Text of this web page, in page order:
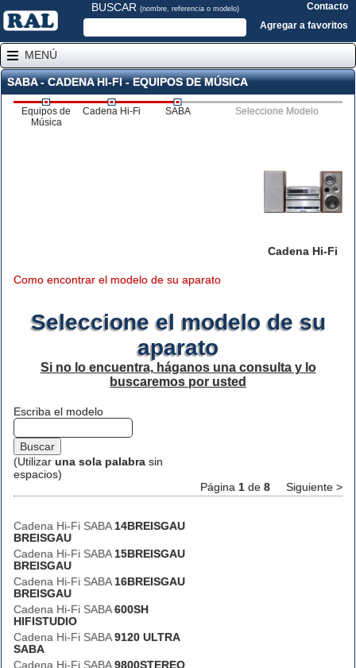
BUSCAR (nombre, referencia o modelo)
Contacto
Agregar a favoritos
MENÚ
SABA - CADENA HI-FI - EQUIPOS DE MÚSICA
Equipos de
Música
Cadena Hi-Fi SABA Seleccione Modelo
Cadena Hi-Fi
Como encontrar el modelo de su aparato
Seleccione el modelo de su
aparato
Si no lo encuentra, háganos una consulta y lo
buscaremos por usted
Escriba el modelo
(Utilizar una sola palabra sin
espacios)
Página 1 de 8 Siguiente >
Cadena Hi-Fi SABA 14BREISGAU
BREISGAU
Cadena Hi-Fi SABA 15BREISGAU
BREISGAU
Cadena Hi-Fi SABA 16BREISGAU
BREISGAU
Cadena Hi-Fi SABA600SH
HIFISTUDIO
Cadena Hi-Fi SABA9120 ULTRA
SABA
Cadena Hi-Fi SABA9800STEREO